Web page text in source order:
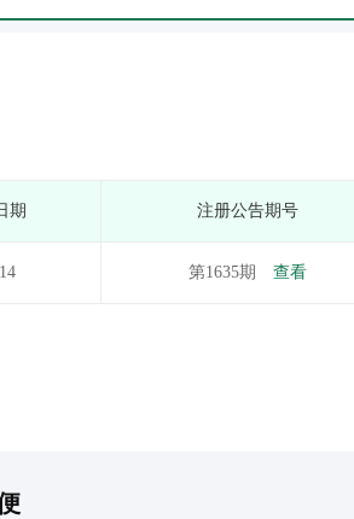
期 注册公告期号
第1635期 查看